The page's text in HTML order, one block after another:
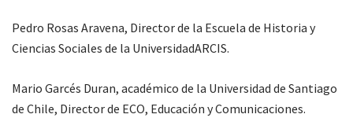
Pedro Rosas Aravena, Director de la Escuela de Historia y
Ciencias Sociales de la UniversidadARCIS.
Mario Garcés Duran, académico de la Universidad de Santiago
de Chile, Director de ECO, Educación y Comunicaciones.